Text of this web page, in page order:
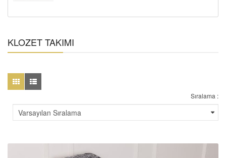
KLOZET TAKIMI
Sıralama :